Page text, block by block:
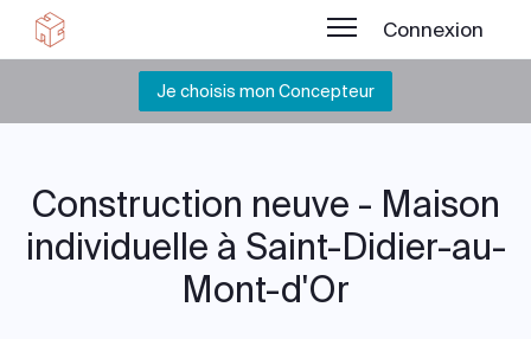
Connexion
Je choisis mon Concepteur
Construction neuve - Maison
individuelle à Saint-Didier-au-
Mont-d'Or